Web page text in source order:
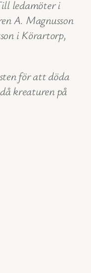
ledamöter i
A. Magnusson
i Körartorp,
för att döda
kreaturen på